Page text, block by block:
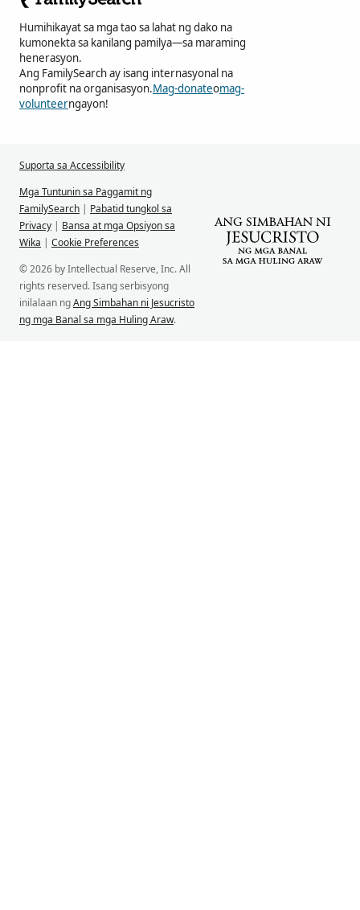
Humihikayat sa mga tao sa lahat ng dako na
kumonekta sa kanilang pamilya—sa maraming
henerasyon.
Ang FamilySearch ay isang internasyonal na
nonprofit na organisasyon.Mag-donateomag-
volunteerngayon!
Suporta sa Accessibility
Mga Tuntunin sa Paggamit ng
FamilySearch | Pabatid tungkol sa
Privacy | Bansa at mga Opsiyon sa
Wika | Cookie Preferences
© 2026 by Intellectual Reserve, Inc. All
rights reserved. Isang serbisyong
inilalaan ngAng Simbahan ni Jesucristo
ng mga Banal sa mga Huling Araw.